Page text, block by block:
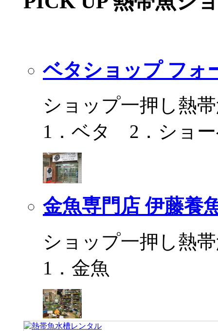
ベタショップ フォ
ショップ一押し熱
1．ベタ 2．ショ
金魚専門店 伊藤養
ショップ一押し熱
1．金魚